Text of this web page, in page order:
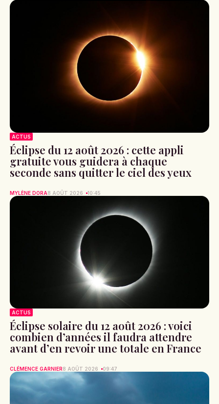
ACTUS
Éclipse du 12 août 2026 : cette appli
gratuite vous guidera à chaque
seconde sans quitter le ciel des yeux
MYLÈNE DORA8 AOÛT 2026 10:45
ACTUS
Éclipse solaire du 12 août 2026 : voici
combien d’années il faudra attendre
avant d’en revoir une totale en France
CLÉMENCE GARNIER8 AOÛT 2026 09:47